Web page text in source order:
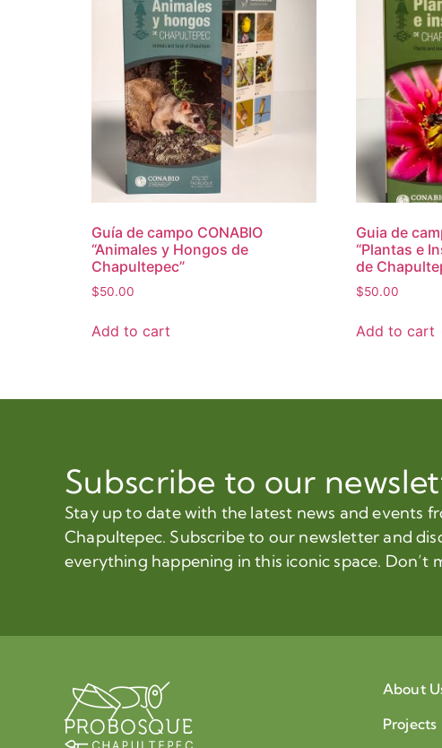
Guía de campo CONABIO
“Animales y Hongos de
Chapultepec”
$50.00
Add to cart
Guia de
“Plantas e
de
$50.00
Add to cart
Subscribe to our
Stay up to date with the latest news and events
Chapultepec. Subscribe to our newsletter and
everything happening in this iconic space. Don’t
About
Projects